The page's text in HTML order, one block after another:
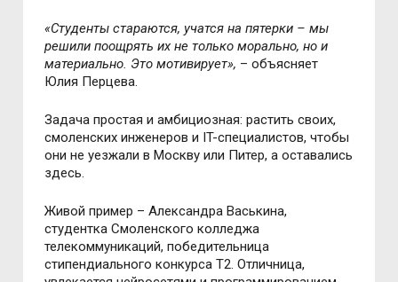
«Студенты стараются, учатся на пятерки – мы
решили поощрять их не только морально, но и
материально. Это мотивирует», – объясняет
Юлия Перцева.
Задача простая и амбициозная: растить своих,
смоленских инженеров и IT-специалистов, чтобы
они не уезжали в Москву или Питер, а оставались
здесь.
Живой пример – Александра Васькина,
студентка Смоленского колледжа
телекоммуникаций, победительница
стипендиального конкурса T2. Отличница,